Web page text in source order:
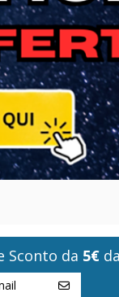
Sconto da 5€